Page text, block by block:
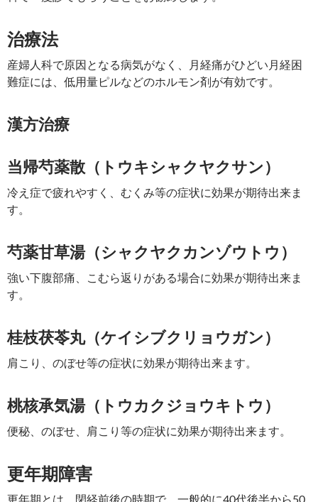
治療法
産婦人科で原因となる病気がなく、月経痛がひどい月経困
難症には、低用量ピルなどのホルモン剤が有効です。
漢方治療
当帰芍薬散（トウキシャクヤクサン）
冷え症で疲れやすく、むくみ等の症状に効果が期待出来ま
す。
芍薬甘草湯（シャクヤクカンゾウトウ）
強い下腹部痛、こむら返りがある場合に効果が期待出来ま
す。
桂枝茯苓丸（ケイシブクリョウガン）
肩こり、のぼせ等の症状に効果が期待出来ます。
桃核承気湯（トウカクジョウキトウ）
便秘、のぼせ、肩こり等の症状に効果が期待出来ます。
更年期障害
更年期とは、閉経前後の時期で、一般的に40代後半から50